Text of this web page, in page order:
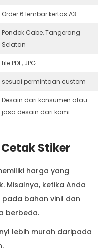
Order 6 lembar kertas A3
Pondok Cabe, Tangerang
Selatan
file PDF, JPG
sesuai permintaan custom
Desain dari konsumen atau
jasa desain dari kami
Stiker
harga yang
Misalnya, ketika Anda
bahan vinil dan
berbeda.
lebih murah daripada